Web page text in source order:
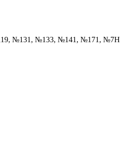
№131, №133, №141, №171, №7Н